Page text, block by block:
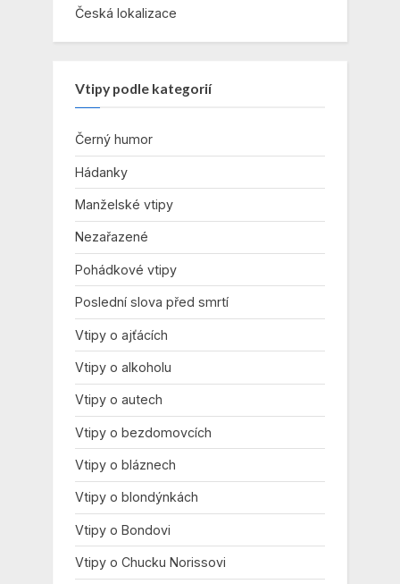
Česká lokalizace
Vtipy podle kategorií
Černý humor
Hádanky
Manželské vtipy
Nezařazené
Pohádkové vtipy
Poslední slova před smrtí
Vtipy o ajťácích
Vtipy o alkoholu
Vtipy o autech
Vtipy o bezdomovcích
Vtipy o bláznech
Vtipy o blondýnkách
Vtipy o Bondovi
Vtipy o Chucku Norissovi